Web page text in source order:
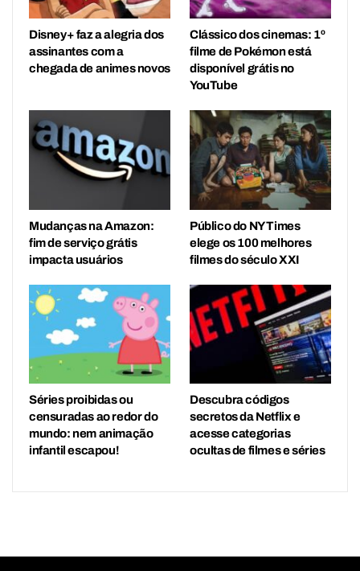
Disney+ faz a alegria dos
assinantes com a
chegada de animes novos
Clássico dos cinemas: 1º
filme de Pokémon está
disponível grátis no
YouTube
Mudanças na Amazon:
fim de serviço grátis
impacta usuários
Público do NY Times
elege os 100 melhores
filmes do século XXI
Séries proibidas ou
censuradas ao redor do
mundo: nem animação
infantil escapou!
Descubra códigos
secretos da Netflix e
acesse categorias
ocultas de filmes e séries